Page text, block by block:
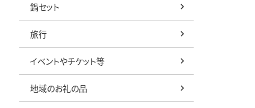
鍋セット
旅行
イベントやチケット等
地域のお礼の品